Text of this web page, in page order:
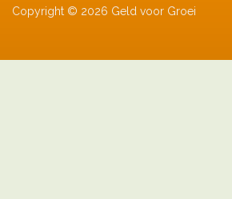
Copyright © 2026 Geld voor Groei